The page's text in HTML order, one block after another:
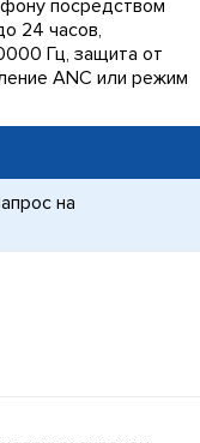
посредством
24 часов,
Гц, защита от
ANC или режим
на